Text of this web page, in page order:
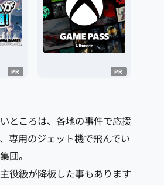
ところは、各地の事件で応援
専用のジェット機で飛んでい
団。
役級が降板した事もあります